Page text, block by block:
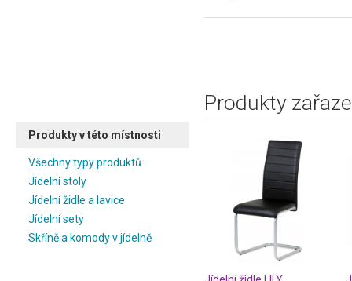
Produkty v této místnosti
Všechny typy produktů
Jídelní stoly
Jídelní židle a lavice
Jídelní sety
Skříně a komody v jídelně
Produkty